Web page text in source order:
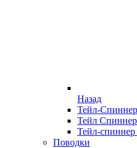
Назад
Тейл-Спиннер
Тейл
Тейл-
Поводки